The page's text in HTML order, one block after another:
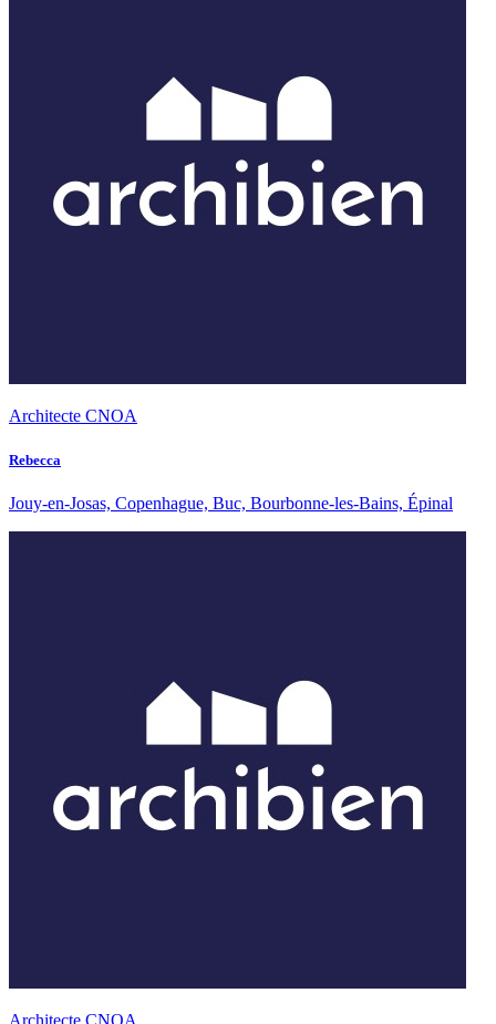
Architecte CNOA
Rebecca
Jouy-en-Josas, Copenhague, Buc, Bourbonne-les-Bains, Épinal
Architecte CNOA